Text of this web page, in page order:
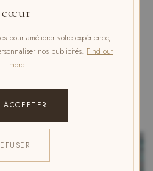
cœur
pour améliorer votre expérience,
nos publicités. Find out
more
ACCEPTER
young at any age
16, 2024 BYA. NELIA
jeunesse : 6
le tonus à tout âge